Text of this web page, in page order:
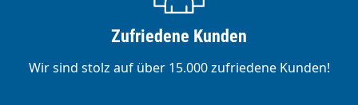
Zufriedene Kunden
Wir sind stolz auf über 15.000 zufriedene Kunden!